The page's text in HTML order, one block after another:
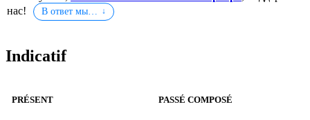
нас!
В ответ мы…
Indicatif
PRÉSENT PASSÉ COMPOSÉ